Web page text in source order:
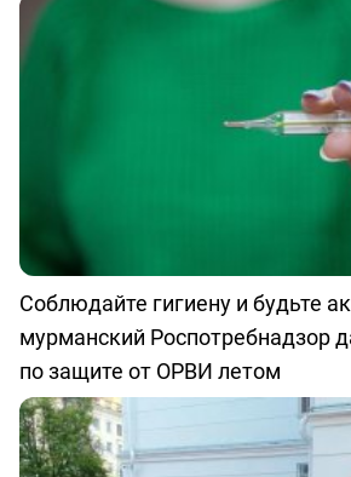
Соблюдайте гигиену и будьте
мурманский Роспотребнадзор
по защите от ОРВИ летом